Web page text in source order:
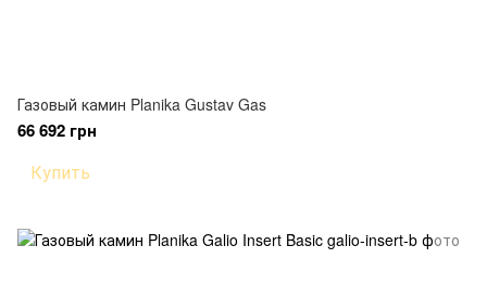
Газовый камин Planika Gustav Gas
66 692 грн
Купить